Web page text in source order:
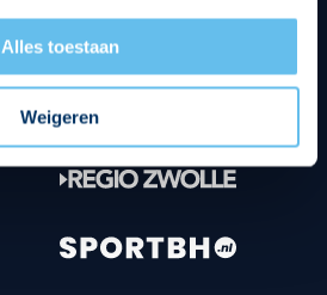
Alles toestaan
Weigeren